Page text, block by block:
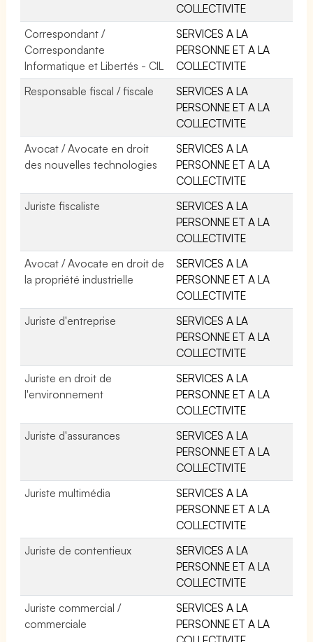
COLLECTIVITE
Correspondant /
Correspondante
Informatique et Libertés - CIL
SERVICES A LA
PERSONNE ET A LA
COLLECTIVITE
Responsable fiscal / fiscale
SERVICES A LA
PERSONNE ET A LA
COLLECTIVITE
Avocat / Avocate en droit
des nouvelles technologies
SERVICES A LA
PERSONNE ET A LA
COLLECTIVITE
Juriste fiscaliste
SERVICES A LA
PERSONNE ET A LA
COLLECTIVITE
Avocat / Avocate en droit de
la propriété industrielle
SERVICES A LA
PERSONNE ET A LA
COLLECTIVITE
Juriste d'entreprise
SERVICES A LA
PERSONNE ET A LA
COLLECTIVITE
Juriste en droit de
l'environnement
SERVICES A LA
PERSONNE ET A LA
COLLECTIVITE
Juriste d'assurances
SERVICES A LA
PERSONNE ET A LA
COLLECTIVITE
Juriste multimédia
SERVICES A LA
PERSONNE ET A LA
COLLECTIVITE
Juriste de contentieux
SERVICES A LA
PERSONNE ET A LA
COLLECTIVITE
Juriste commercial /
commerciale
SERVICES A LA
PERSONNE ET A LA